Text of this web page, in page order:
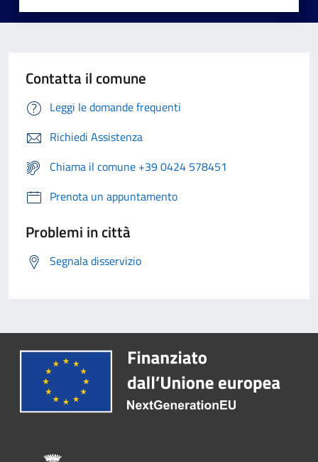
Contatta il comune
Leggi le domande frequenti
Richiedi Assistenza
Chiama il comune +39 0424 578451
Prenota un appuntamento
Problemi in città
Segnala disservizio